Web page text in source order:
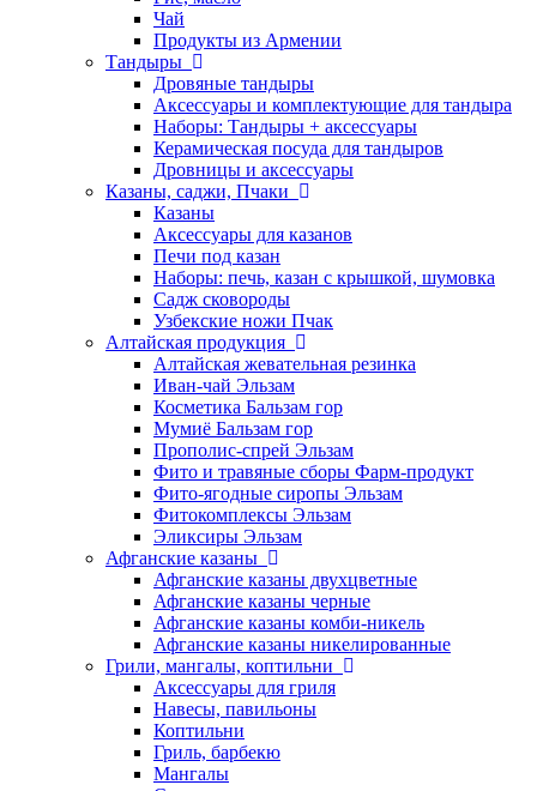
Чай
Продукты из Армении
Тандыры
Дровяные тандыры
Аксессуары и комплектующие для тандыра
Наборы: Тандыры + аксессуары
Керамическая посуда для тандыров
Дровницы и аксессуары
Казаны, саджи, Пчаки
Казаны
Аксессуары для казанов
Печи под казан
Наборы: печь, казан с крышкой, шумовка
Садж сковороды
Узбекские ножи Пчак
Алтайская продукция
Алтайская жевательная резинка
Иван-чай Эльзам
Косметика Бальзам гор
Мумиё Бальзам гор
Прополис-спрей Эльзам
Фито и травяные сборы Фарм-продукт
Фито-ягодные сиропы Эльзам
Фитокомплексы Эльзам
Эликсиры Эльзам
Афганские казаны
Афганские казаны двухцветные
Афганские казаны черные
Афганские казаны комби-никель
Афганские казаны никелированные
Грили, мангалы, коптильни
Аксессуары для гриля
Навесы, павильоны
Коптильни
Гриль, барбекю
Мангалы